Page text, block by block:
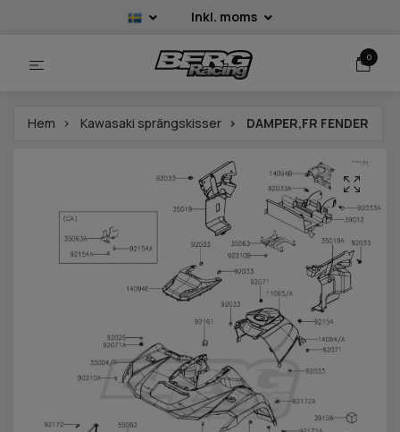
Inkl. moms
0
Hem Kawasaki sprängskisser DAMPER,FR FENDER